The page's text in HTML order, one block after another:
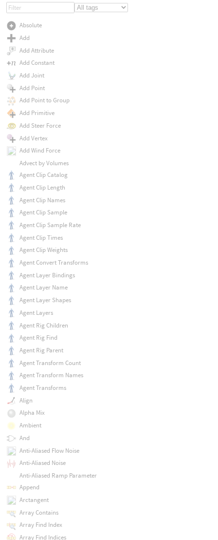
Absolute
Add
Add Attribute
Add Constant
Add Joint
Add Point
Add Point to Group
Add Primitive
Add Steer Force
Add Vertex
Add Wind Force
Advect by Volumes
Agent Clip Catalog
Agent Clip Length
Agent Clip Names
Agent Clip Sample
Agent Clip Sample Rate
Agent Clip Times
Agent Clip Weights
Agent Convert Transforms
Agent Layer Bindings
Agent Layer Name
Agent Layer Shapes
Agent Layers
Agent Rig Children
Agent Rig Find
Agent Rig Parent
Agent Transform Count
Agent Transform Names
Agent Transforms
Align
Alpha Mix
Ambient
And
Anti-Aliased Flow Noise
Anti-Aliased Noise
Anti-Aliased Ramp Parameter
Append
Arctangent
Array Contains
Array Find Index
Array Find Indices